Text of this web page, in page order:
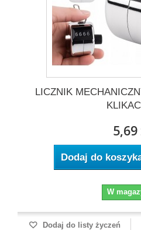
LICZNIK
5,69
Dodaj do
W
Dodaj do listy życzeń